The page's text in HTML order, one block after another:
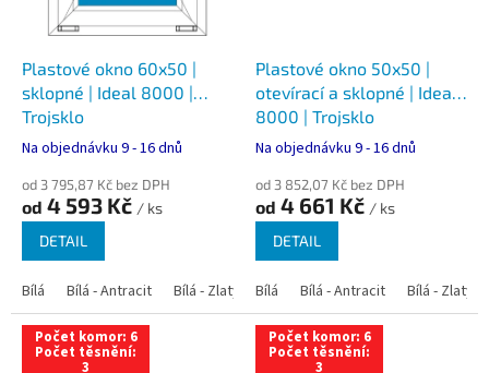
Plastové okno 60x50 |
sklopné | Ideal 8000 |
Trojsklo
Na objednávku 9 - 16 dnů
od 3 795,87 Kč bez DPH
od 4 593 Kč / ks
DETAIL
Bílá Bílá - Antracit Bílá - Zlatý dub Bílá - Tmavý dub Bílá -
Plastové okno 50x50 |
otevírací a sklopné | Ideal
8000 | Trojsklo
Na objednávku 9 - 16 dnů
od 3 852,07 Kč bez DPH
od 4 661 Kč / ks
DETAIL
Bílá Bílá - Antracit Bílá - Zlatý
Počet komor: 6
Počet těsnění:
3
Počet komor: 6
Počet těsnění:
3